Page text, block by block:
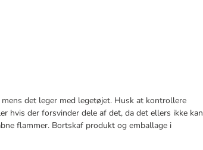
det leger med legetøjet. Husk at kontrollere
hvis der forsvinder dele af det, da det ellers ikke kan
flammer. Bortskaf produkt og emballage i